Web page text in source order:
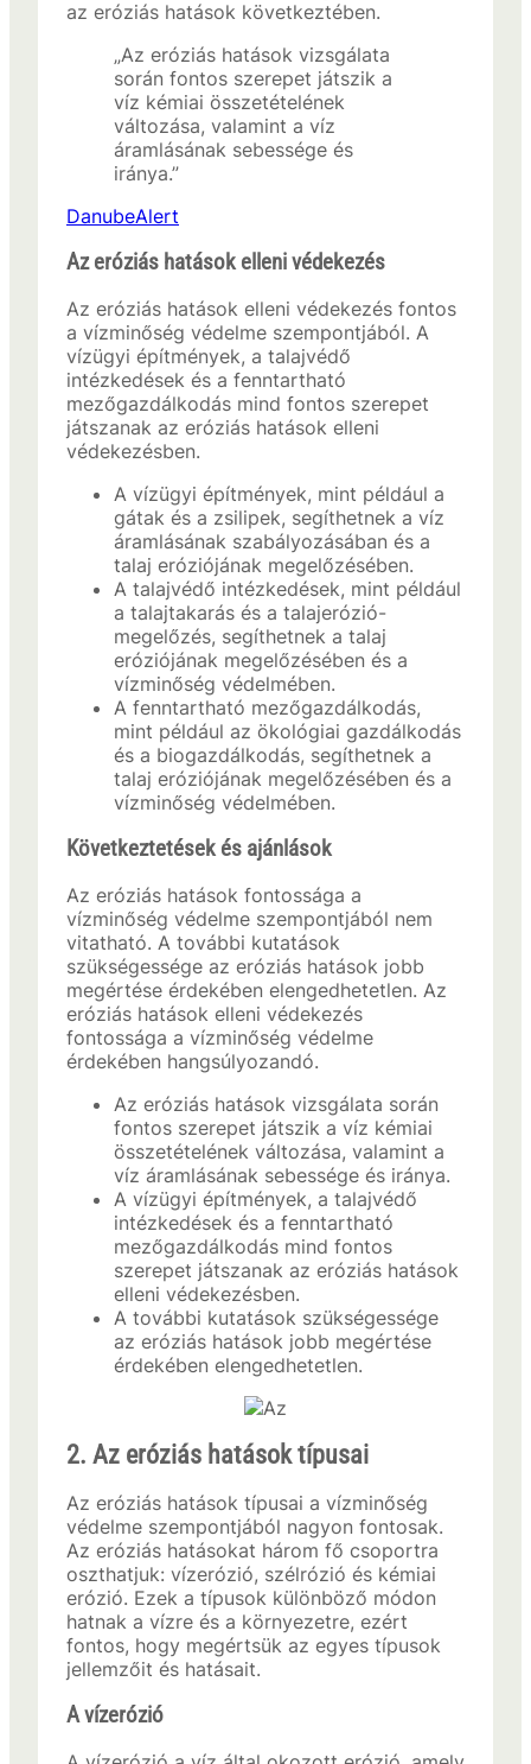
az eróziás hatások következtében.
„Az eróziás hatások vizsgálata
során fontos szerepet játszik a
víz kémiai összetételének
változása, valamint a víz
áramlásának sebessége és
iránya.”
DanubeAlert
Az eróziás hatások elleni védekezés
Az eróziás hatások elleni védekezés fontos
a vízminőség védelme szempontjából. A
vízügyi építmények, a talajvédő
intézkedések és a fenntartható
mezőgazdálkodás mind fontos szerepet
játszanak az eróziás hatások elleni
védekezésben.
A vízügyi építmények, mint például a
gátak és a zsilipek, segíthetnek a víz
áramlásának szabályozásában és a
talaj eróziójának megelőzésében.
A talajvédő intézkedések, mint például
a talajtakarás és a talajerózió-
megelőzés, segíthetnek a talaj
eróziójának megelőzésében és a
vízminőség védelmében.
A fenntartható mezőgazdálkodás,
mint például az ökológiai gazdálkodás
és a biogazdálkodás, segíthetnek a
talaj eróziójának megelőzésében és a
vízminőség védelmében.
Következtetések és ajánlások
Az eróziás hatások fontossága a
vízminőség védelme szempontjából nem
vitatható. A további kutatások
szükségessége az eróziás hatások jobb
megértése érdekében elengedhetetlen. Az
eróziás hatások elleni védekezés
fontossága a vízminőség védelme
érdekében hangsúlyozandó.
Az eróziás hatások vizsgálata során
fontos szerepet játszik a víz kémiai
összetételének változása, valamint a
víz áramlásának sebessége és iránya.
A vízügyi építmények, a talajvédő
intézkedések és a fenntartható
mezőgazdálkodás mind fontos
szerepet játszanak az eróziás hatások
elleni védekezésben.
A további kutatások szükségessége
az eróziás hatások jobb megértése
érdekében elengedhetetlen.
2. Az eróziás hatások típusai
Az eróziás hatások típusai a vízminőség
védelme szempontjából nagyon fontosak.
Az eróziás hatásokat három fő csoportra
oszthatjuk: vízerózió, szélrózió és kémiai
erózió. Ezek a típusok különböző módon
hatnak a vízre és a környezetre, ezért
fontos, hogy megértsük az egyes típusok
jellemzőit és hatásait.
A vízerózió